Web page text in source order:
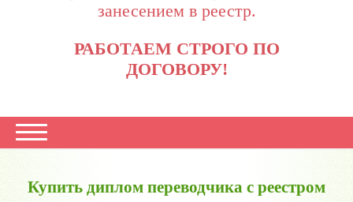
занесением в реестр.
РАБОТАЕМ СТРОГО ПО
ДОГОВОРУ!
Купить диплом переводчика с реестром